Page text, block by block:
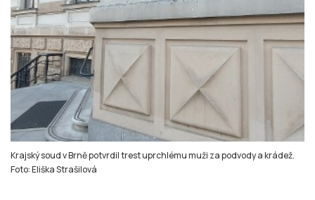
Krajský soud v Brně potvrdil trest uprchlému muži za podvody a krádež.
Foto: Eliška Strašilová